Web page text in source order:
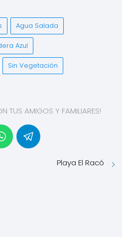
Agua Salada
Azul
Sin Vegetación
TUS AMIGOS Y FAMILIARES!
Playa El Racó